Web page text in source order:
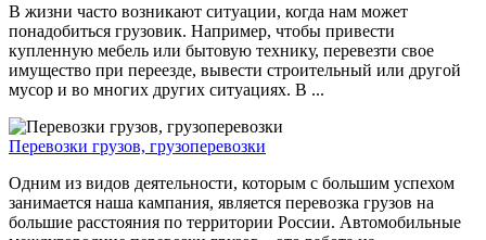
В жизни часто возникают ситуации, когда нам может
понадобиться грузовик. Например, чтобы привести
купленную мебель или бытовую технику, перевезти свое
имущество при переезде, вывести строительный или другой
мусор и во многих других ситуациях. В ...
Перевозки грузов, грузоперевозки
Одним из видов деятельности, которым с большим успехом
занимается наша кампания, является перевозка грузов на
большие расстояния по территории России. Автомобильные